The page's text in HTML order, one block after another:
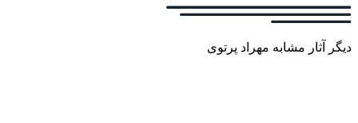
دیگر آثار مشابه مهراد پرتوی